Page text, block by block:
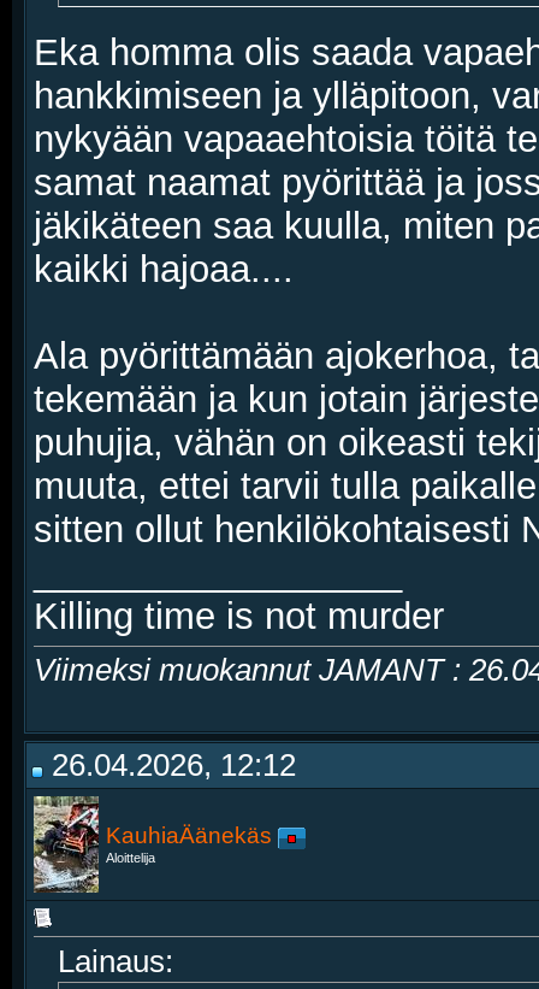
Eka homma olis saada
hankkimiseen ja ylläpitoon,
nykyään vapaaehtoisia töitä
samat naamat pyörittää ja
jäkikäteen saa kuulla, miten
kaikki hajoaa....
Ala pyörittämään ajokerhoa,
tekemään ja kun jotain
puhujia, vähän on oikeasti
muuta, ettei tarvii tulla
sitten ollut henkilökohtaisesti
Killing time is not murder
Viimeksi muokannut JAMANT :
26.04.2026, 12:12
KauhiaÄänekäs
Aloittelija
Lainaus: